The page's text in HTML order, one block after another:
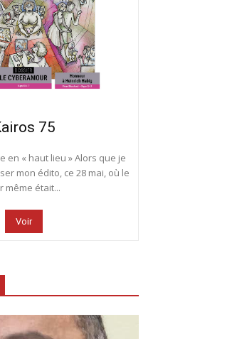
75
en « haut lieu » Alors que je
mon édito, ce 28 mai, où le
même était...
Voir